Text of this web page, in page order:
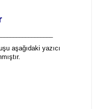
aşağıdaki yazıcı